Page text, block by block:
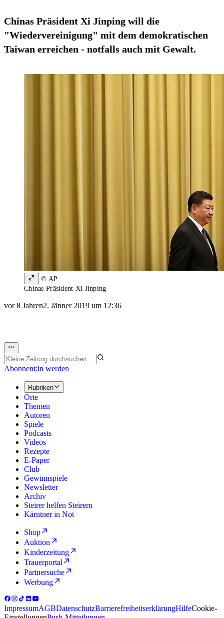
Chinas Präsident Xi Jinping will die
"Wiedervereinigung" mit dem demokratischen
Taiwan erreichen - notfalls auch mit Gewalt.
© AP
Chinas Präsident Xi Jinping
vor 8 Jahren2. Jänner 2019 um 12:36
Abonnent:in werden
Rubriken
Orte
Themen
Autoren
Spiele
Podcasts
Videos
Rezepte
E-Paper
Club
Gewinnspiele
Newsletter
Archiv
Steirer helfen Steirern
Kärntner in Not
Shop
Auktion
Kinderzeitung
Trauerportal
Partnersuche
Werbung
ImpressumAGBDatenschutzBarrierefreiheitserklärungHilfeCookie-